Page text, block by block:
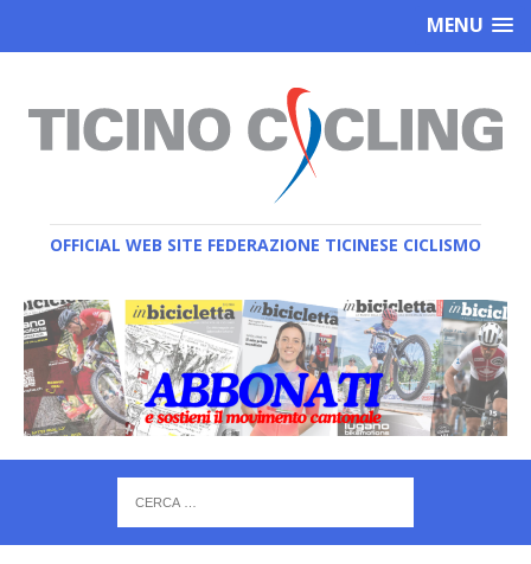
MENU
OFFICIAL WEB SITE FEDERAZIONE TICINESE CICLISMO